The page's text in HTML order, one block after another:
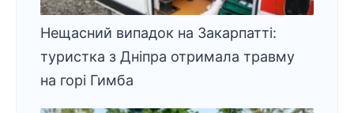
Нещасний випадок на Закарпатті:
туристка з Дніпра отримала травму
на горі Гимба